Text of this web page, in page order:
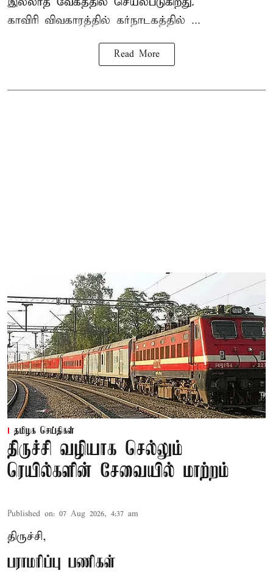
காவிரி விவகாரத்தில் கர்நாடகத்தில் ...
Read More
தமிழக செய்திகள்
திருச்சி வழியாக செல்லும்
ரெயில்களின் சேவையில் மாற்றம்
Published on: 07 Aug 2026, 4:37 am
திருச்சி,
பராமரிப்பு பணிகள்